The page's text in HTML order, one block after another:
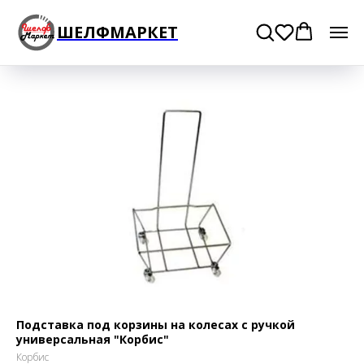
ШЕЛФМАРКЕТ
Подставка под корзины на колесах с ручкой
универсальная "Корбис"
Корбис